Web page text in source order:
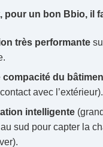
pour un bon Bbio, il
très performante
compacité du
avec l’extérieur).
intelligente
sud pour capter la